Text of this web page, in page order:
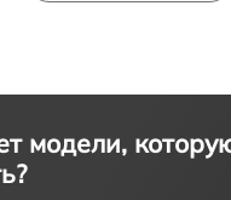
модели,